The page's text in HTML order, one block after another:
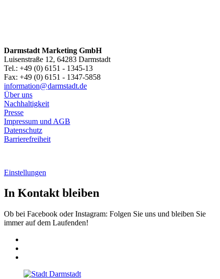
Darmstadt Marketing GmbH
Luisenstraße 12, 64283 Darmstadt
Tel.: +49 (0) 6151 - 1345-13
Fax: +49 (0) 6151 - 1347-5858
information@darmstadt.de
Über uns
Nachhaltigkeit
Presse
Impressum und AGB
Datenschutz
Barrierefreiheit
Einstellungen
In Kontakt bleiben
Ob bei Facebook oder Instagram: Folgen Sie uns und bleiben Sie
immer auf dem Laufenden!